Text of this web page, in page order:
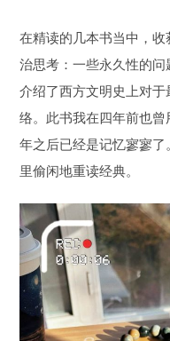
在精读的几本书当中，收
治思考：一些永久性的问
介绍了西方文明史上对
络。此书我在四年前也
年之后已经是记忆寥寥
里偷闲地重读经典。